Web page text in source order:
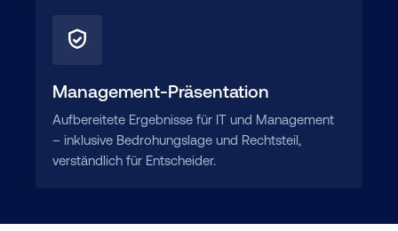
Management-Präsentation
Aufbereitete Ergebnisse für IT und Management
– inklusive Bedrohungslage und Rechtsteil,
verständlich für Entscheider.